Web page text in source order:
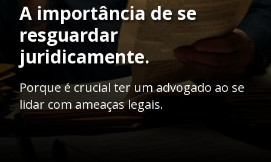
A importância de se
resguardar
juridicamente.
Porque é crucial ter um advogado ao se
lidar com ameaças legais.